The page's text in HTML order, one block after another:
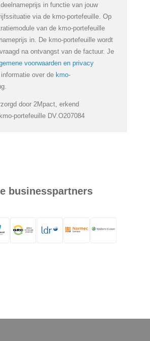
in functie van jouw
via de kmo-portefeuille. Op
van de kmo-portefeuille
in. De kmo-portefeuille wordt
na ontvangst van de factuur. Je
voorwaarden en privacy
informatie over dekmo-
door 2Mpact, erkend
portefeuille DV.O207084
businesspartners